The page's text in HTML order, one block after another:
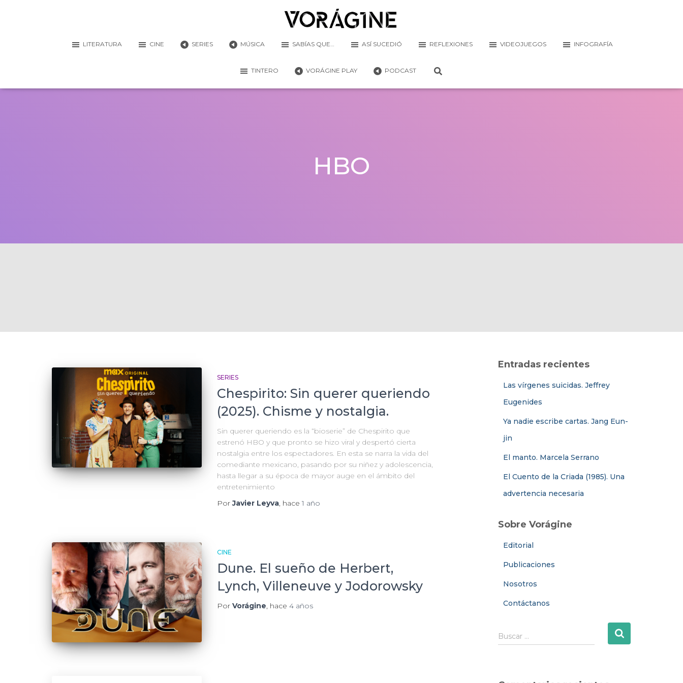
LITERATURA CINE SERIES MÚSICA SABÍAS QUE… ASÍ SUCEDIÓ REFLEXIONES VIDEOJUEGOS INFOGRAFÍA
TINTERO VORÁGINE PLAY PODCAST
HBO
SERIES
Chespirito: Sin querer queriendo
(2025). Chisme y nostalgia.
Sin querer queriendo es la “bioserie” de Chespirito que
estrenó HBO y que pronto se hizo viral y despertó cierta
nostalgia entre los espectadores. En esta se narra la vida del
comediante mexicano, pasando por su niñez y adolescencia,
hasta llegar a su época de mayor auge en el ámbito del
entretenimiento
PorJavier Leyva, hace1 año
CINE
Dune. El sueño de Herbert,
Lynch, Villeneuve y Jodorowsky
Por Vorágine, hace 4 años
Entradas recientes
Las vírgenes suicidas. Jeffrey
Eugenides
Ya nadie escribe cartas. Jang Eun-
jin
El manto. Marcela Serrano
El Cuento de la Criada (1985). Una
advertencia necesaria
Sobre Vorágine
Editorial
Publicaciones
Nosotros
Contáctanos
B
u
Buscar …